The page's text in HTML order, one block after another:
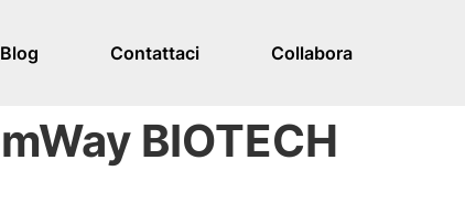
Blog Contattaci Collabora
BIOTECH